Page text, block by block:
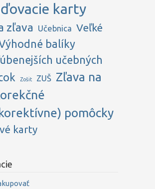
karty
zľava Učebnica Veľké
balíky
učebných
Zošit ZUŠ Zľava na
pomôcky
karty